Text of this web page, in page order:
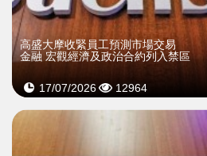
高盛大摩收緊員工預測市場交易
金融 宏觀經濟及政治合約列入禁區
17/07/2026 12964